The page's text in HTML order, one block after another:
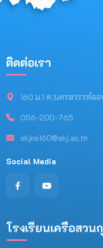
ติดต่อเรา
160 ม.1 ต.นครสวรรค์อ
056-200-765
skjns160@skj.ac.th
Social Media
โรงเรียนเครือสว